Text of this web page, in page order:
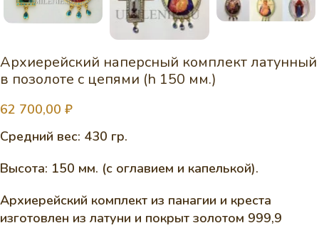
Архиерейский наперсный комплект латунный
в позолоте с цепями (h 150 мм.)
62 700,00 ₽
Средний вес: 430 гр.
Высота: 150 мм. (с оглавием и капелькой).
Архиерейский комплект из панагии и креста
изготовлен из латуни и покрыт золотом 999,9